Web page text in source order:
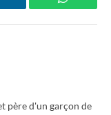
père d'un garçon de